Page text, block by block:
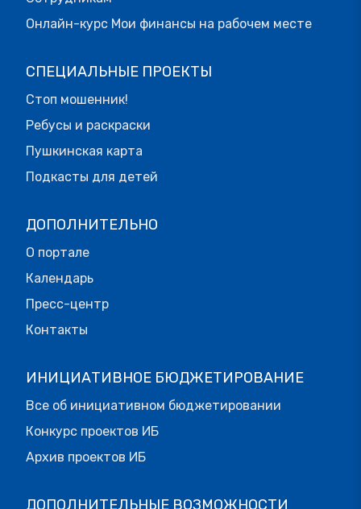
Онлайн-курс Мои финансы на рабочем месте
СПЕЦИАЛЬНЫЕ ПРОЕКТЫ
Стоп мошенник!
Ребусы и раскраски
Пушкинская карта
Подкасты для детей
ДОПОЛНИТЕЛЬНО
О портале
Календарь
Пресс-центр
Контакты
ИНИЦИАТИВНОЕ БЮДЖЕТИРОВАНИЕ
Все об инициативном бюджетировании
Конкурс проектов ИБ
Архив проектов ИБ
ДОПОЛНИТЕЛЬНЫЕ ВОЗМОЖНОСТИ